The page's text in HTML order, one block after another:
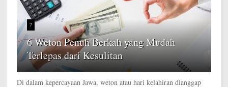
7
6 Weton Penuh Berkah yang Mudah
Terlepas dari Kesulitan
Di dalam kepercayaan Jawa, weton atau hari kelahiran dianggap